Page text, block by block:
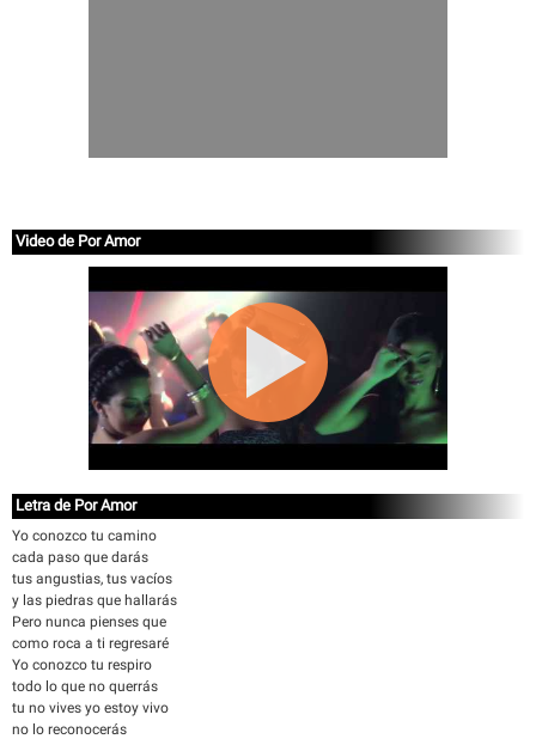
Video de Por Amor
Letra de Por Amor
Yo conozco tu camino
cada paso que darás
tus angustias, tus vacíos
y las piedras que hallarás
Pero nunca pienses que
como roca a ti regresaré
Yo conozco tu respiro
todo lo que no querrás
tu no vives yo estoy vivo
no lo reconocerás